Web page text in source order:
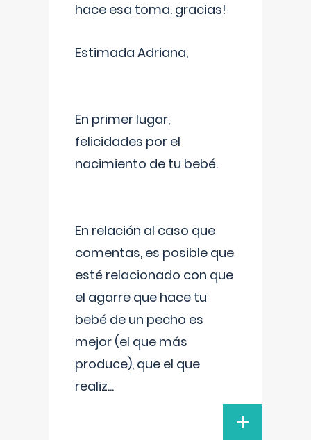
hace esa toma. gracias!
Estimada Adriana,
En primer lugar,
felicidades por el
nacimiento de tu bebé.
En relación al caso que
comentas, es posible que
esté relacionado con que
el agarre que hace tu
bebé de un pecho es
mejor (el que más
produce), que el que
realiz...
+